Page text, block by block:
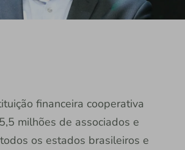
financeira cooperativa
milhões de associados e
os estados brasileiros e